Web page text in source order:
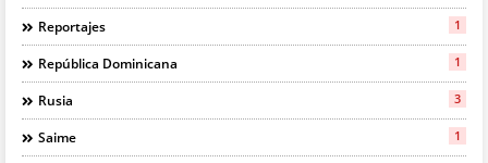
Reportajes 1
República Dominicana 1
Rusia 3
Saime 1